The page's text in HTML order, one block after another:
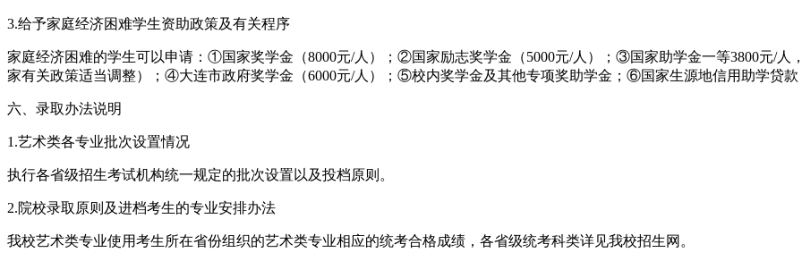
3.给予家庭经济困难学生资助政策及有关程序
家庭经济困难的学生可以申请：①国家奖学金（8000元/人）；②国家励志奖学金（5000元/人）；③国家助学金一等3800元/人
家有关政策适当调整）；④大连市政府奖学金（6000元/人）；⑤校内奖学金及其他专项奖助学金；⑥国家生源地信用助学贷
六、录取办法说明
1.艺术类各专业批次设置情况
执行各省级招生考试机构统一规定的批次设置以及投档原则。
2.院校录取原则及进档考生的专业安排办法
我校艺术类专业使用考生所在省份组织的艺术类专业相应的统考合格成绩，各省级统考科类详见我校招生网。